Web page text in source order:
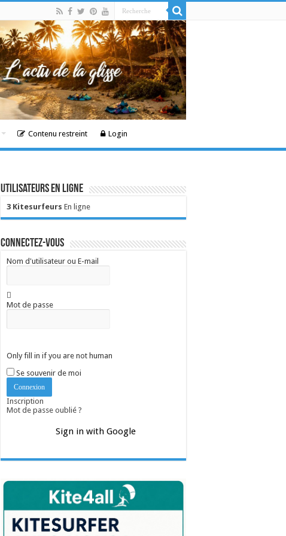
Contenu restreint Login
Utilisateurs en ligne
3 Kitesurfeurs En ligne
Connectez-vous
Nom d'utilisateur ou E-mail
Mot de passe
Only fill in if you are not human
Se souvenir de moi
Inscription
Mot de passe oublié ?
Sign in with Google